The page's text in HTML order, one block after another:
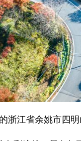
江省余姚市四明